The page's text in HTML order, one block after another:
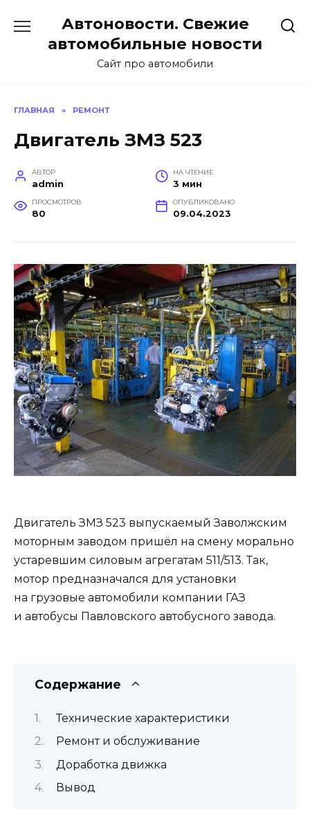
содержанию
Автоновости. Свежие
автомобильные новости
Сайт про автомобили
ГЛАВНАЯ » РЕМОНТ
Двигатель ЗМЗ 523
АВТОР
admin
НА ЧТЕНИЕ
3 мин
ПРОСМОТРОВ
80
ОПУБЛИКОВАНО
09.04.2023
Двигатель ЗМЗ 523 выпускаемый Заволжским
моторным заводом пришёл на смену морально
устаревшим силовым агрегатам 511/513. Так,
мотор предназначался для установки
на грузовые автомобили компании ГАЗ
и автобусы Павловского автобусного завода.
Содержание
Технические характеристики
Ремонт и обслуживание
Доработка движка
Вывод